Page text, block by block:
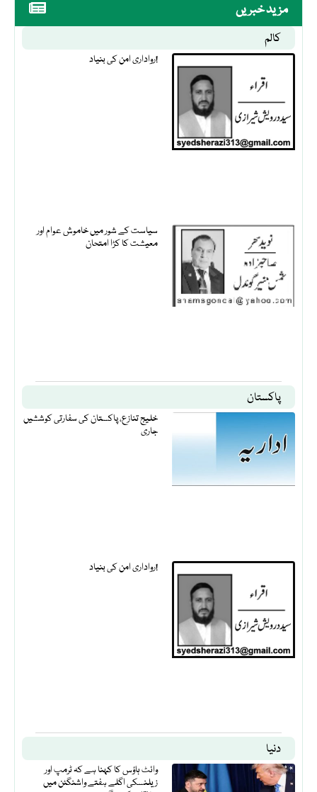
مزید خبریں
کالم
رواداری امن کی بنیاد!
سیاست کے شور میں خاموش عوام اور
معیشت کا کڑا امتحان
پاکستان
خلیج تنازع، پاکستان کی سفارتی کوششیں
جاری
رواداری امن کی بنیاد!
دنیا
وائٹ ہاؤس کا کہنا ہے کہ ٹرمپ اور
زیلنسکی اگلے ہفتے واشنگٹن میں